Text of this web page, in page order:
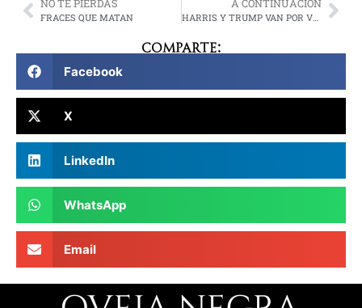
NO TE PIERDAS
FRACES QUE MATAN
A CONTINUACIÓN
HARRIS Y TRUMP VAN POR VOTANTES INDECISOS
Comparte:
Facebook
X
LinkedIn
WhatsApp
Email